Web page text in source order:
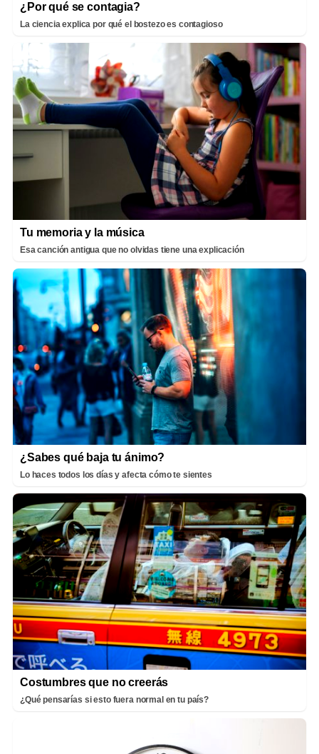
¿Por qué se contagia?
La ciencia explica por qué el bostezo es contagioso
Tu memoria y la música
Esa canción antigua que no olvidas tiene una explicación
¿Sabes qué baja tu ánimo?
Lo haces todos los días y afecta cómo te sientes
Costumbres que no creerás
¿Qué pensarías si esto fuera normal en tu país?